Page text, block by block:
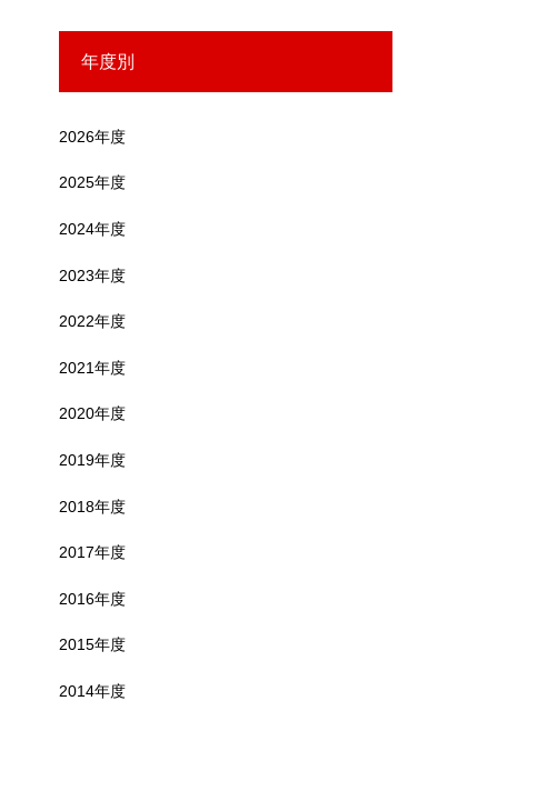
年度別
2026年度
2025年度
2024年度
2023年度
2022年度
2021年度
2020年度
2019年度
2018年度
2017年度
2016年度
2015年度
2014年度